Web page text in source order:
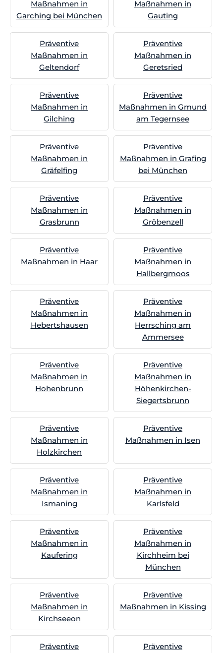
Maßnahmen in
Garching bei München
Maßnahmen in
Gauting
Präventive
Maßnahmen in
Geltendorf
Präventive
Maßnahmen in
Geretsried
Präventive
Maßnahmen in
Gilching
Präventive
Maßnahmen in Gmund
am Tegernsee
Präventive
Maßnahmen in
Gräfelfing
Präventive
Maßnahmen in Grafing
bei München
Präventive
Maßnahmen in
Grasbrunn
Präventive
Maßnahmen in
Gröbenzell
Präventive
Maßnahmen in Haar
Präventive
Maßnahmen in
Hallbergmoos
Präventive
Maßnahmen in
Hebertshausen
Präventive
Maßnahmen in
Herrsching am
Ammersee
Präventive
Maßnahmen in
Hohenbrunn
Präventive
Maßnahmen in
Höhenkirchen-
Siegertsbrunn
Präventive
Maßnahmen in
Holzkirchen
Präventive
Maßnahmen in Isen
Präventive
Maßnahmen in
Ismaning
Präventive
Maßnahmen in
Karlsfeld
Präventive
Maßnahmen in
Kaufering
Präventive
Maßnahmen in
Kirchheim bei
München
Präventive
Maßnahmen in
Kirchseeon
Präventive
Maßnahmen in Kissing
Präventive
Präventive